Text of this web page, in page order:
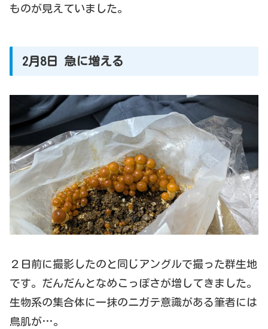
ものが見えていました。
2月8日 急に増える
２日前に撮影したのと同じアングルで撮った群生地
です。だんだんとなめこっぽさが増してきました。
生物系の集合体に一抹のニガテ意識がある筆者には
鳥肌が…。